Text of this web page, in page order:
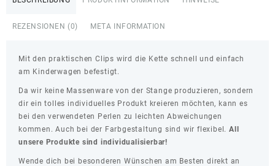
REZENSIONEN (0) META INFORMATION
Mit den praktischen Clips wird die Kette schnell und einfach
am Kinderwagen befestigt.
Da wir keine Massenware von der Stange produzieren, sondern
dir ein tolles individuelles Produkt kreieren möchten, kann es
bei den verwendeten Perlen zu leichten Abweichungen
kommen. Auch bei der Farbgestaltung sind wir flexibel. All
unsere Produkte sind individualisierbar!
Wende dich bei besonderen Wünschen am Besten direkt an